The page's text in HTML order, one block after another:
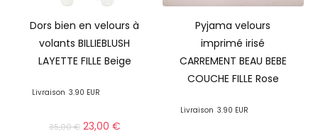
Dors bien en velours à
volants BILLIEBLUSH
LAYETTE FILLE Beige
Livraison 3.90 EUR
35,00€ 23,00 €
Pyjama velours
imprimé irisé
CARREMENT BEAU BEBE
COUCHE FILLE Rose
Livraison 3.90 EUR